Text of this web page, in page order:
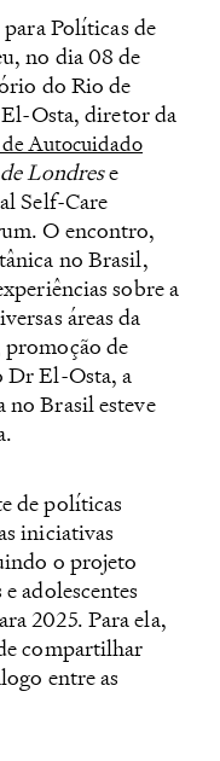
Políticas de
no dia 08 de
do Rio de
Osta, diretor da
de Autocuidado
Londrese
Self-Care
O encontro,
no Brasil,
sobre a
áreas da
promoção de
Dr El-Osta, a
no Brasil esteve
de políticas
iniciativas
o projeto
adolescentes
2025. Para ela,
compartilhar
entre as